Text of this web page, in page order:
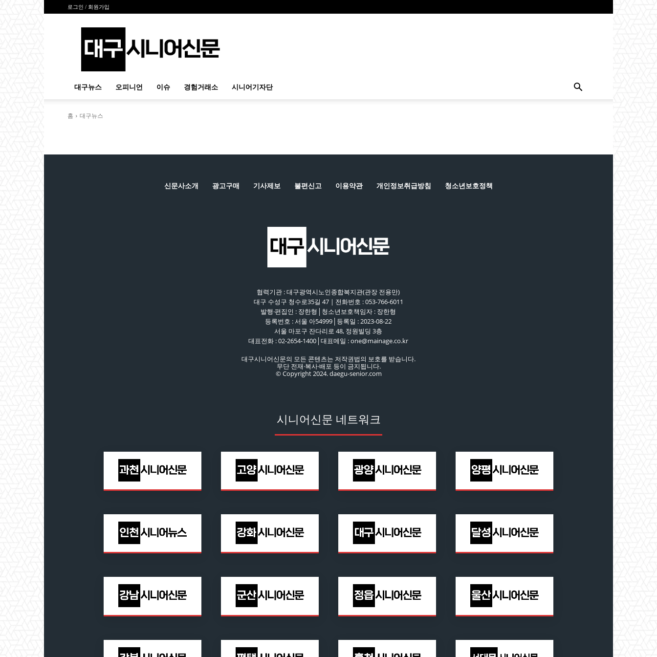
로그인 / 회원가입
시
대구뉴스 오피니언 이슈 경험거래소 시니어기자단
홈 대구뉴스
신문사소개 광고구매 기사제보 불편신고 이용약관 개인정보취급방침 청소년보호정책
협력기관 : 대구광역시노인종합복지관(관장 전용만)
대구 수성구 청수로35길 47 | 전화번호 : 053-766-6011
발행·편집인 : 장한형│청소년보호책임자 : 장한형
등록번호 : 서울 아54999│등록일 : 2023-08-22
서울 마포구 잔다리로 48, 정원빌딩 3층
대표전화 : 02-2654-1400│대표메일 : one@mainage.co.kr
대구시니어신문의 모든 콘텐츠는 저작권법의 보호를 받습니다.
무단 전재·복사·배포 등이 금지됩니다.
© Copyright 2024. daegu-senior.com
시니어신문 네트워크